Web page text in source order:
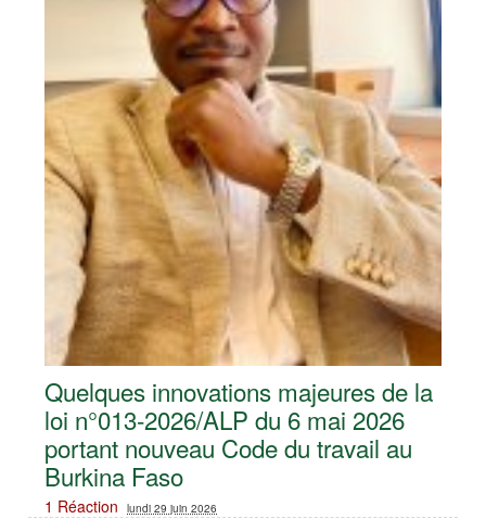
Quelques innovations majeures de la
loi n°013-2026/ALP du 6 mai 2026
portant nouveau Code du travail au
Burkina Faso
1 Réaction lundi 29 juin 2026